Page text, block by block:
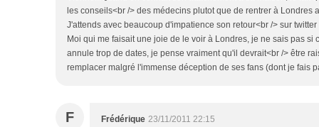
les conseils<br /> des médecins plutot que de rentrer à Londres
J'attends avec beaucoup d'impatience son retour<br /> sur
Moi qui me faisait une joie de le voir à Londres, je ne sais pas si
annule trop de dates, je pense vraiment qu'il devrait<br /> être
remplacer malgré l'immense déception de ses fans (dont je fais
F Frédérique 23/11/2011 22:15